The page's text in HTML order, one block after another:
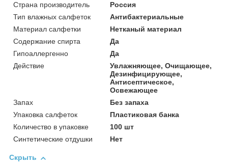
Страна производитель
Россия
Тип влажных салфеток
Антибактериальные
Материал салфетки
Нетканый материал
Содержание спирта
Да
Гипоаллергенно
Да
Действие
Увлажняющее, Очищающее,
Дезинфицирующее,
Антисептическое,
Освежающее
Запах
Без запаха
Упаковка салфеток
Пластиковая банка
Количество в упаковке
100 шт
Синтетические отдушки
Нет
Скрыть